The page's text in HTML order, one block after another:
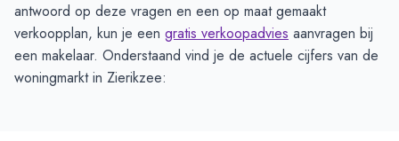
antwoord op deze vragen en een op maat gemaakt
verkoopplan, kun je een gratis verkoopadvies aanvragen bij
een makelaar. Onderstaand vind je de actuele cijfers van de
woningmarkt in Zierikzee: